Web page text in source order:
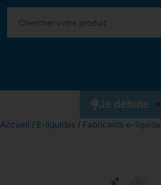
Je débute
Accueil / E-liquides / Fabricants e-liquide